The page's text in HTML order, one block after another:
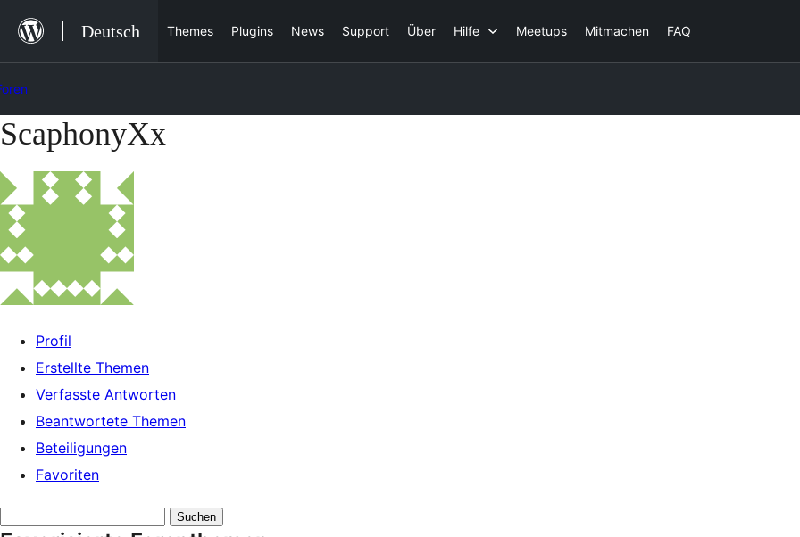
Inhalt
springen
Deutsch Themes Plugins News Support Über Hilfe Meetups Mitmachen FAQ
Zum
springen
ScaphonyXx
Profil
Erstellte Themen
Verfasste Antworten
Beantwortete Themen
Beteiligungen
Favoriten